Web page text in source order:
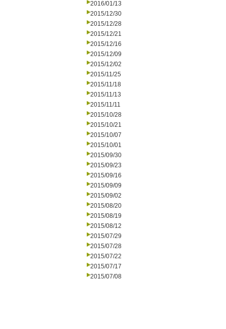
2016/01/13
2015/12/30
2015/12/28
2015/12/21
2015/12/16
2015/12/09
2015/12/02
2015/11/25
2015/11/18
2015/11/13
2015/11/11
2015/10/28
2015/10/21
2015/10/07
2015/10/01
2015/09/30
2015/09/23
2015/09/16
2015/09/09
2015/09/02
2015/08/20
2015/08/19
2015/08/12
2015/07/29
2015/07/28
2015/07/22
2015/07/17
2015/07/08